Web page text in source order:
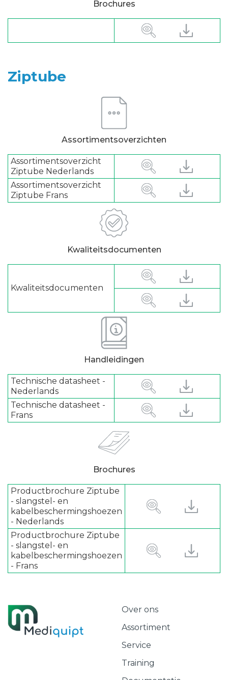
Brochures
Ziptube
Assortimentsoverzichten
Assortimentsoverzicht
Ziptube Nederlands
Assortimentsoverzicht
Ziptube Frans
Kwaliteitsdocumenten
Kwaliteitsdocumenten
Handleidingen
Technische datasheet -
Nederlands
Technische datasheet -
Frans
Brochures
Productbrochure Ziptube
- slangstel- en
kabelbeschermingshoezen
- Nederlands
Productbrochure Ziptube
- slangstel- en
kabelbeschermingshoezen
- Frans
Over ons
Assortiment
Service
Training